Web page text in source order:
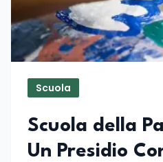
Scuola
Scuola della
Un Presidio